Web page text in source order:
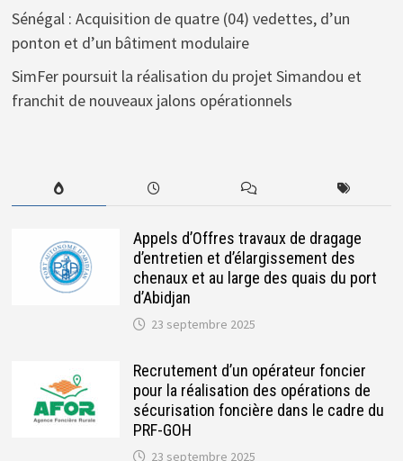
Sénégal : Acquisition de quatre (04) vedettes, d’un
ponton et d’un bâtiment modulaire
SimFer poursuit la réalisation du projet Simandou et
franchit de nouveaux jalons opérationnels
Appels d’Offres travaux de dragage
d’entretien et d’élargissement des
chenaux et au large des quais du port
d’Abidjan
23 septembre 2025
Recrutement d’un opérateur foncier
pour la réalisation des opérations de
sécurisation foncière dans le cadre du
PRF-GOH
23 septembre 2025